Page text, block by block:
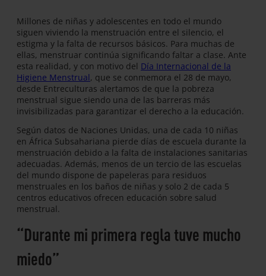
Millones de niñas y adolescentes en todo el mundo
siguen viviendo la menstruación entre el silencio, el
estigma y la falta de recursos básicos. Para muchas de
ellas, menstruar continúa significando faltar a clase. Ante
esta realidad, y con motivo del Día Internacional de la
Higiene Menstrual, que se conmemora el 28 de mayo,
desde Entreculturas alertamos de que la pobreza
menstrual sigue siendo una de las barreras más
invisibilizadas para garantizar el derecho a la educación.
Según datos de Naciones Unidas, una de cada 10 niñas
en África Subsahariana pierde días de escuela durante la
menstruación debido a la falta de instalaciones sanitarias
adecuadas. Además, menos de un tercio de las escuelas
del mundo dispone de papeleras para residuos
menstruales en los baños de niñas y solo 2 de cada 5
centros educativos ofrecen educación sobre salud
menstrual.
“Durante mi primera regla tuve mucho
miedo”